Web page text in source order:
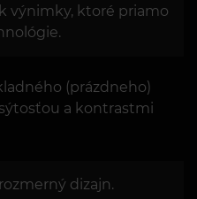
výnimky, ktoré priamo
(prázdneho)
a kontrastmi
dizajn.